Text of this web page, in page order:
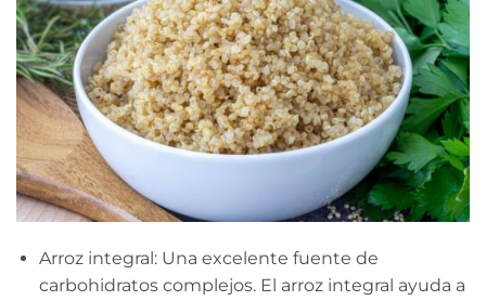
Arroz integral: Una excelente fuente de
carbohidratos complejos. El arroz integral ayuda a